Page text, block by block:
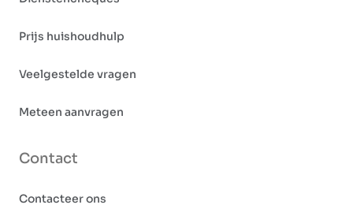
Prijs huishoudhulp
Veelgestelde vragen
Meteen aanvragen
Contact
Contacteer ons